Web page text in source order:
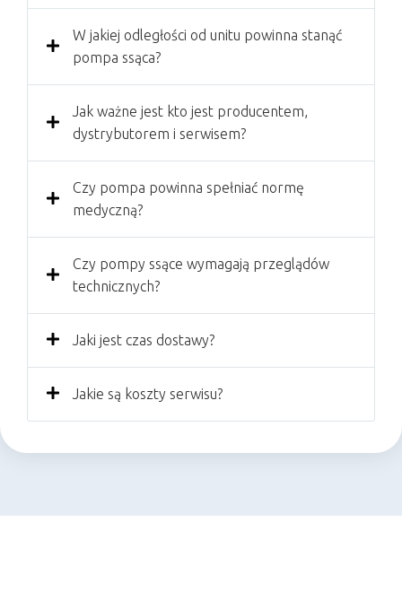
W jakiej odległości od unitu powinna stanąć
pompa ssąca?
Jak ważne jest kto jest producentem,
dystrybutorem i serwisem?
Czy pompa powinna spełniać normę
medyczną?
Czy pompy ssące wymagają przeglądów
technicznych?
Jaki jest czas dostawy?
Jakie są koszty serwisu?